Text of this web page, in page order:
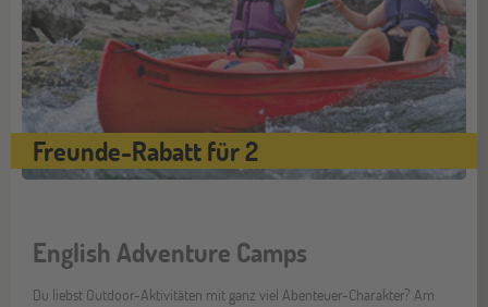
Freunde-Rabatt für 2
English Adventure Camps
Du liebst Outdoor-Aktivitäten mit ganz viel Abenteuer-Charakter? Am